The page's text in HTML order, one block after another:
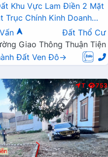
Khu Vực Lam Điền 2 Mặt
Trục Chính Kinh Doanh
Đất Thổ Cư
Giao Thông Thuận Tiện
Đất Ven Đô→
T 753